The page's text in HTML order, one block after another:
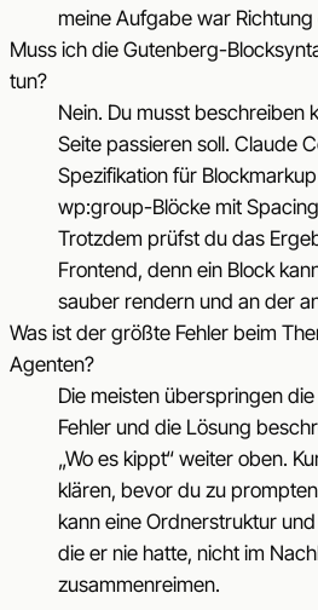
meine Aufgabe war
Muss ich die Gutenberg-
tun?
Nein. Du musst beschreiben
Seite passieren soll. Claude
Spezifikation für
wp:group-Blöcke mit
Trotzdem prüfst du das
Frontend, denn ein Block
sauber rendern und an der
Was ist der größte Fehler beim
Agenten?
Die meisten überspringen
Fehler und die Lösung
„Wo es kippt“ weiter oben.
klären, bevor du zu
kann eine Ordnerstruktur
die er nie hatte, nicht im
zusammenreimen.